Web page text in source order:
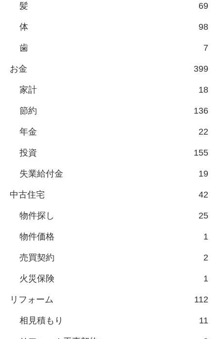
髪 69
体 98
歯 7
お金 399
家計 18
節約 136
年金 22
投資 155
失業給付金 19
中古住宅 42
物件探し 25
物件価格 1
売買契約 2
火災保険 1
リフォーム 112
相見積もり 11